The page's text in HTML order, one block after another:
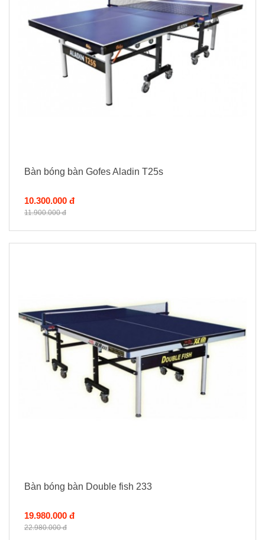
Bàn bóng bàn Gofes Aladin T25s
10.300.000 đ
11.900.000 đ
Bàn bóng bàn Double fish 233
19.980.000 đ
22.980.000 đ